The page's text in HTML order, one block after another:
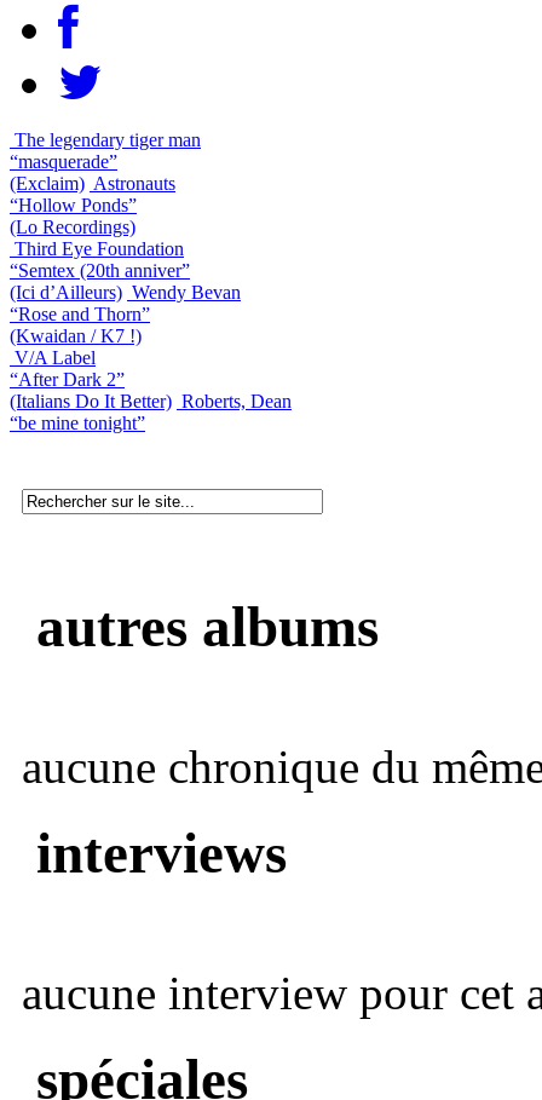
The legendary tiger man
“masquerade”
(Exclaim) Astronauts
“Hollow Ponds”
(Lo Recordings)
Third Eye Foundation
“Semtex (20th anniver”
(Ici d’Ailleurs) Wendy Bevan
“Rose and Thorn”
(Kwaidan / K7 !)
V/A Label
“After Dark 2”
(Italians Do It Better) Roberts, Dean
“be mine tonight”
autres albums
aucune chronique du
interviews
aucune interview pour cet
spéciales